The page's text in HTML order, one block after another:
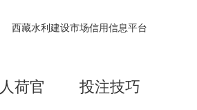
西藏水利建设市场信用信息平台
荷官 投注技巧